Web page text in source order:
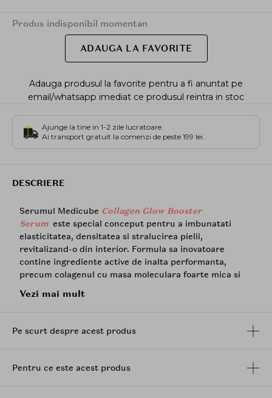
Produs indisponibil momentan
ADAUGA LA FAVORITE
Adauga produsul la favorite pentru a fi anuntat pe
email/whatsapp imediat ce produsul reintra in stoc
Ajunge la tine in 1-2 zile lucratoare.
Ai transport gratuit la comenzi de peste 199 lei.
DESCRIERE
Serumul Medicube Collagen Glow Booster
Serum este special conceput pentru a imbunatati
elasticitatea, densitatea si stralucirea pielii,
revitalizand-o din interior. Formula sa inovatoare
contine ingrediente active de inalta performanta,
precum colagenul cu masa moleculara foarte mica si
fermitate si hidratare.
Elasticitate si fermitate: Contine
structura pielii si previn pierderea fermitatii.
Vezi mai mult
Pe scurt despre acest produs
Pentru ce este acest produs